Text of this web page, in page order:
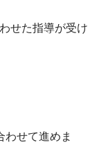
せた指導が受け
わせて進めま